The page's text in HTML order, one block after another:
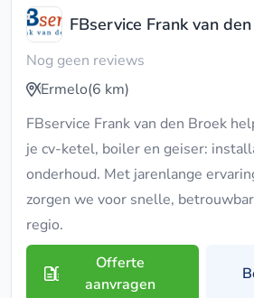
FBservice Frank van
Nog geen reviews
Ermelo(6 km)
FBservice Frank van den Broek
je cv-ketel, boiler en geiser:
onderhoud. Met jarenlange
zorgen we voor snelle,
regio.
Offerte
aanvragen